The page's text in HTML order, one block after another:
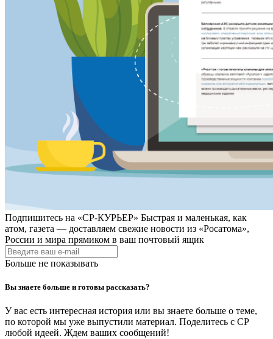
Подпишитесь на «СР-КУРЬЕР» Быстрая и маленькая, как
атом, газета — доставляем свежие новости из «Росатома»,
России и мира прямиком в ваш почтовый ящик
Больше не показывать
Вы знаете больше и готовы рассказать?
У вас есть интересная история или вы знаете больше о теме,
по которой мы уже выпустили материал. Поделитесь с СР
любой идеей. Ждем ваших сообщений!